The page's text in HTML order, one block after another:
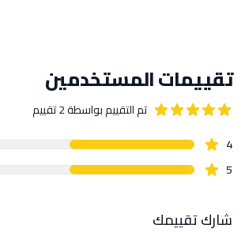
تقييمات المستخدمين
تم التقييم بواسطة2تقييم
بيانات التقييمات
4
star reviews
5
star reviews
شارك تقييمك